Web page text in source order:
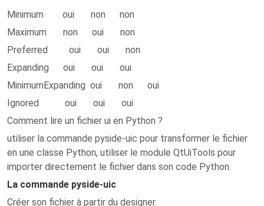
Minimum oui non non
Maximum non oui non
Preferred oui oui non
Expanding oui oui oui
MinimumExpanding oui non oui
Ignored oui oui oui
Comment lire un fichier ui en Python ?
utiliser la commande pyside-uic pour transformer le fichier
en une classe Python, utiliser le module QtUiTools pour
importer directement le fichier dans son code Python.
La commande pyside-uic
Créer son fichier à partir du designer.